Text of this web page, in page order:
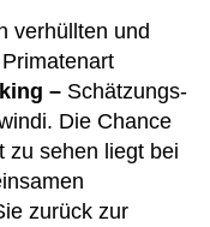
ver­hüll­ten und
– Schät­zungs­
Die Chance
zu sehen liegt bei
zurück zur